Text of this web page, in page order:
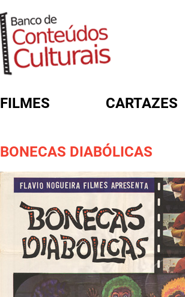
FILMES CARTAZES
BONECAS DIABÓLICAS
FORMULÁRIO DE